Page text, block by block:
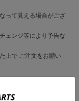
って見える場合がござ
ェンジ等により予告な
上で ご注文をお願い